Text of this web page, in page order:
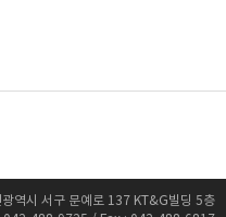
역시 서구 문예로 137 KT&G빌딩 5층